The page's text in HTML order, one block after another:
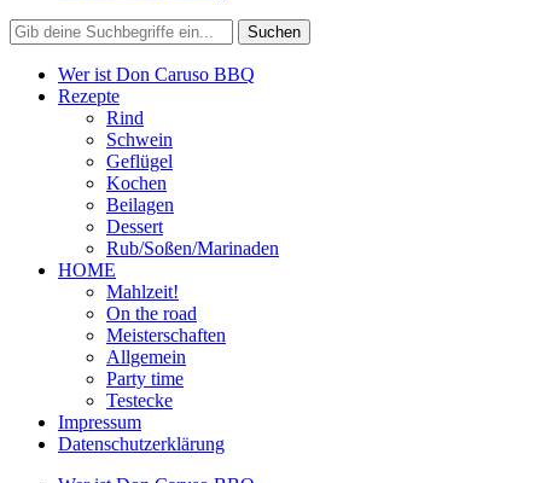
Wer ist Don Caruso BBQ
Rezepte
Rind
Schwein
Geflügel
Kochen
Beilagen
Dessert
Rub/Soßen/Marinaden
HOME
Mahlzeit!
On the road
Meisterschaften
Allgemein
Party time
Testecke
Impressum
Datenschutzerklärung